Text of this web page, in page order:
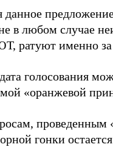
в любом случае
ратуют именно
голосования
«оранжевой
гонки